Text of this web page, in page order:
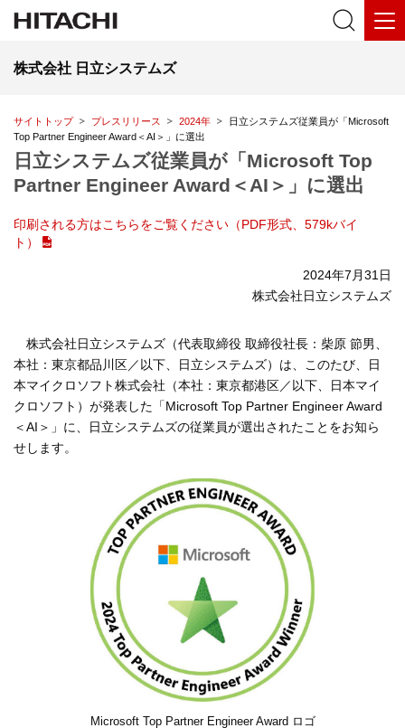
株式会社 日立システムズ
サイトトップ プレスリリース 2024年
日立システムズ従業員が「Microsoft
Top Partner Engineer Award＜AI＞」に選出
日立システムズ従業員が「Microsoft Top
Partner Engineer Award＜AI＞」に選出
印刷される方はこちらをご覧ください（PDF形式、579kバイ
ト）
2024年7月31日
株式会社日立システムズ
株式会社日立システムズ（代表取締役 取締役社長：柴原 節男、
本社：東京都品川区／以下、日立システムズ）は、このたび、日
本マイクロソフト株式会社（本社：東京都港区／以下、日本マイ
クロソフト）が発表した「Microsoft Top Partner Engineer Award
＜AI＞」に、日立システムズの従業員が選出されたことをお知ら
せします。
Microsoft Top Partner Engineer Award ロゴ